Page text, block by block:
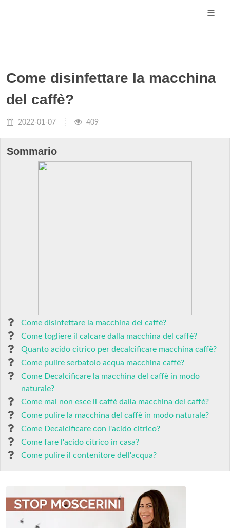
Come disinfettare la macchina
del caffè?
2022-01-07 409
Sommario
Come disinfettare la macchina del caffè?
Come togliere il calcare dalla macchina del caffè?
Quanto acido citrico per decalcificare macchina caffè?
Come pulire serbatoio acqua macchina caffè?
Come Decalcificare la macchina del caffè in modo
naturale?
Come mai non esce il caffè dalla macchina del caffè?
Come pulire la macchina del caffè in modo naturale?
Come Decalcificare con l'acido citrico?
Come fare l'acido citrico in casa?
Come pulire il contenitore dell'acqua?